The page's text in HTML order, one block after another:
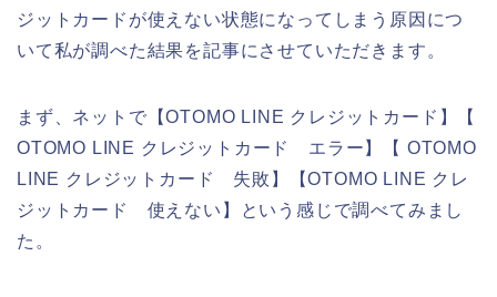
ジットカードが使えない状態になってしまう原因につ
いて私が調べた結果を記事にさせていただきます。
まず、ネットで【OTOMO LINE クレジットカード】【
OTOMO LINE クレジットカード エラー】【 OTOMO
LINE クレジットカード 失敗】【OTOMO LINE クレ
ジットカード 使えない】という感じで調べてみまし
た。